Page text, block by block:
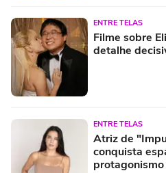
ENTRE TELAS
Filme sobre
detalhe
ENTRE TELAS
Atriz de
conquista